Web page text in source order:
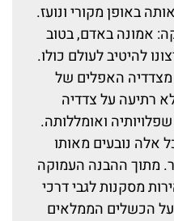
באופן מקורי ונועז.
אמונה באדם, בטוב
להיטיב לעולם כולו.
האפלים של
רתיעה על צדדיה
ואומללותה.
אלה נובעים מאותו
מתוך ההבנה העמוקה
מסקנות לגבי דרכי
הכשלים הממלאים